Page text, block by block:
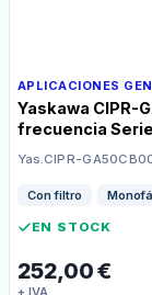
APLICACIONES
Yaskawa CIPR-
frecuencia
Yas.CIPR-
Con filtro
EN STOCK
252,00€
+ IVA